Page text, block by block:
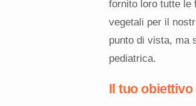
fornito loro tutte le
vegetali per il
punto di vista, ma
pediatrica.
Il tuo